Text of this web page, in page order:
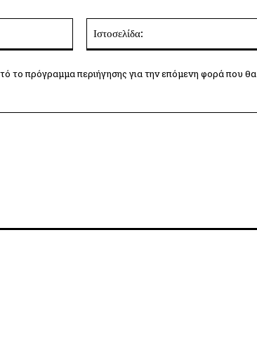
το πρόγραμμα περιήγησης για την επόμενη φορά που θα